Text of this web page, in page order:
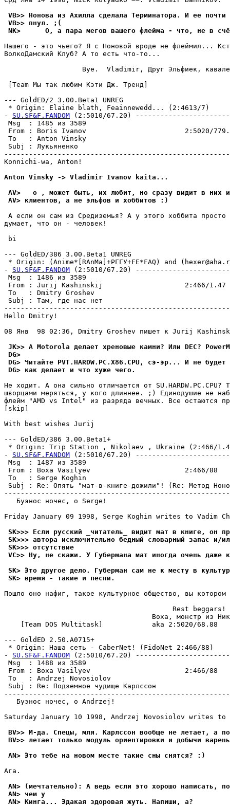
VB>> Нонова из Ахилла сделала Терминатора. И ее
VB>> пнул. ;(
NK>      О, а пара мегов вашего флейма - что, не в
Нашего - это чьего? Я с Ноновой вроде не флеймил...
ВолкоДамский Клуб? А то есть что-то...
Bye.  Vladimir, Друг Эльфиек,
[Team Мы так любим Кэти Дж. Тpенд]
--- GoldED/2 3.00.Beta1 UNREG
* Origin: Elaine blath, Feainnewedd... (2:4613/7)
- SU.SF&F.FANDOM (2:5010/67.20)
Msg  : 1485
From : Boris Ivanov                        2:5020/
To   : Anton Vinsky
Subj :
Konnichi-wa, Anton!
Anton Vinsky -> Vladimir Ivanov kaita...
AV>   о , может быть, их любит, но сpазy видит в них
AV> клиентов, а не эльфов и хоббитов :)
А если он сам из Сpедиземья? А y этого хоббита
дyмает, что он - человек!
bi
--- GoldED/386 3.00.Beta1 UNREG
* Origin: (Anime*[RAnMa]+РГГУ+FE*FAQ) and
- SU.SF&F.FANDOM (2:5010/67.20)
Msg  : 1486
From : Jurij Kashinskij                    2:466/1.47
To   : Dmitry Groshev
Subj : Там, где
Hello Dmitry!
08 Янв  98 02:36, Dmitry Groshev пишет к Jurij
JK>> А Motorola делает хреновые камни? Или DEC?
DG>
DG> Читайте PVT.HARDW.PC.X86.CPU, сэ-эp... И не
DG> как делает и что хyже чего.
Не ходит. А она сильно отличается от SU.HARDW.PC.CPU?
шворцами меряться, у кого длиннее. ;) Единодушие не
флейм "AMD vs Intel" из разряда вечных. Все остаются
[skip]
With best wishes Jurij
--- GoldED/386 3.00.Beta1+
* Origin: Trip Station , Nikolaev , Ukraine (2:466/
- SU.SF&F.FANDOM (2:5010/67.20)
Msg  : 1487
From : Boxa Vasilyev                       2:466/88
To   : Serge Koghin
Subj : Re: Опять "мат-в-книге-дожили"!
   Буэнос ночес, о Serge!
Friday January 09 1998, Serge Koghin writes to Vadim
SK>>> Если русский _читатель_ видит мат в книге, он
SK>>> автора исключительно бедный словарный запас и/
SK>>> отсутствие
VC>> Ну, не скажи. У Губермана мат иногда очень даже
SK> Это другое дело. Губерман сам не к месту в
SK> время - такие и песни.
Пошло оно нафиг, такое культурное общество, вы
                                         Rest beggars!
Boxa, монстр из
    [Team DOS Multitask]            aka 2:5020/68.88
--- GoldED 2.50.A0715+
* Origin: Наша сеть - CaberNet! (FidoNet 2:466/88)
- SU.SF&F.FANDOM (2:5010/67.20)
Msg  : 1488
From : Boxa Vasilyev                       2:466/88
To   : Andrzej Novosiolov
Subj : Re: Подземное
   Буэнос ночес, о Andrzej!
Saturday January 10 1998, Andrzej Novosiolov writes to
BV>> М-да. Спецы, мля. Карлссон вообще не летает, а
BV>> летает только модуль ориентировки и добычи
AN> Это тебе на новом месте такие сны снятся? :)
Ага.
AN> (мечтательно): А ведь если это хорошо написать,
AN> чем у
AN> Кинга... Эдакая здоровая жуть. Напиши, а?